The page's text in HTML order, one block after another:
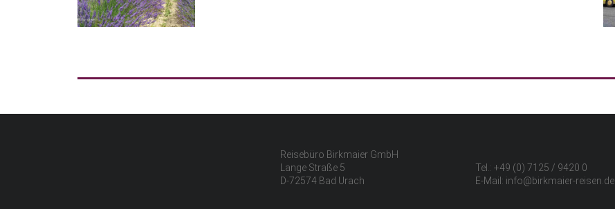
Reisebüro Birkmaier GmbH
Lange Straße 5
D-72574 Bad Urach
Tel.: +49 (0) 7125 / 9420 0
E-Mail: info@birkmaier-reisen.de